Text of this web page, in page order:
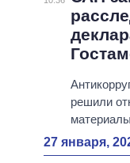
решили
27 января,